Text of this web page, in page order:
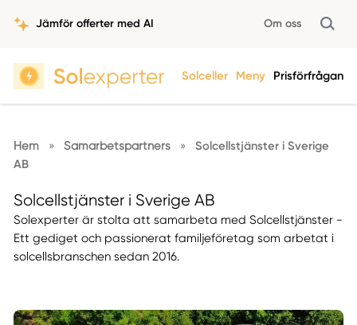
Jämför offerter med AI Om oss
Solceller Meny Prisförfrågan
Hem » Samarbetspartners »
Solcellstjänster i Sverige
AB
Solcellstjänster i Sverige AB
Solexperter är stolta att samarbeta med Solcellstjänster -
Ett gediget och passionerat familjeföretag som arbetat i
solcellsbranschen sedan 2016.